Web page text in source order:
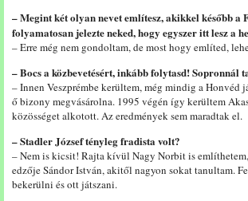
– Megint két olyan nevet említesz, akikkel később
folyamatosan jelezte neked, hogy egyszer itt lesz a
– Erre még nem gondoltam, de most hogy említed,
– Bocs a közbevetésért, inkább folytasd!
– Innen Veszprémbe kerültem, még mindig a
ő bizony megvásárolna. 1995 végén így kerültem
közösséget alkotott. Az eredmények sem maradtak el.
– Stadler József tényleg fradista volt?
– Nem is kicsit! Rajta kívül Nagy Norbit is
edzője Sándor István, akitől nagyon sokat tanultam.
bekerülni és ott játszani.